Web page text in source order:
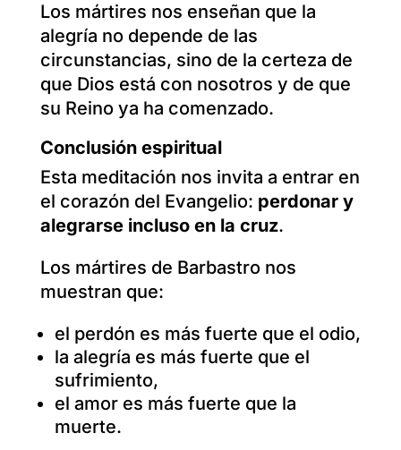
Los mártires nos enseñan que la
alegría no depende de las
circunstancias, sino de la certeza de
que Dios está con nosotros y de que
su Reino ya ha comenzado.
Conclusión espiritual
Esta meditación nos invita a entrar en
el corazón del Evangelio: perdonar y
alegrarse incluso en la cruz.
Los mártires de Barbastro nos
muestran que:
el perdón es más fuerte que el odio,
la alegría es más fuerte que el
sufrimiento,
el amor es más fuerte que la
muerte.